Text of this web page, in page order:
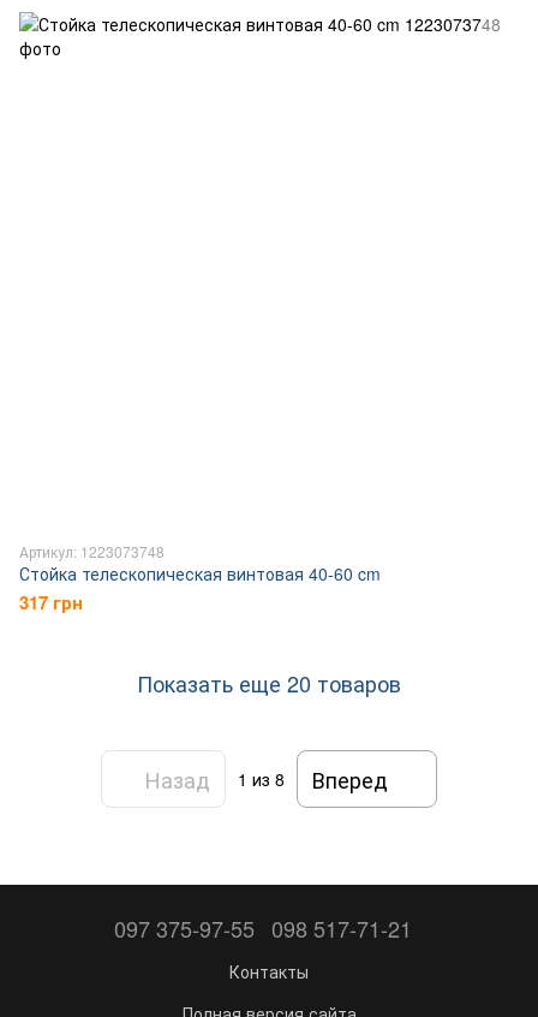
Артикул: 1223073748
Стойка телескопическая винтовая 40-60 cm
317 грн
Показать еще 20 товаров
Назад 1 из 8 Вперед
097 375-97-55 098 517-71-21
Контакты